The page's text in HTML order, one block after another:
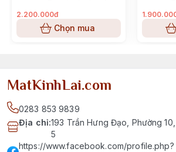
2.200.000đ
Chọn mua
MatKinhLai.com
0283 853 9839
Địa chỉ:193 Trần Hưng Đạo, Phường
5
https://www.facebook.com/profile.php?